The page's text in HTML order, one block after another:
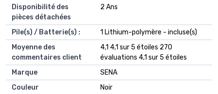
Disponibilité des
pièces détachées
‎2 Ans
Pile(s) / Batterie(s) :
1 Lithium-polymère - incluse(s)
Moyenne des
commentaires client
4,1 4,1 sur 5 étoiles 270
évaluations 4,1 sur 5 étoiles
Marque
SENA
Couleur
Noir